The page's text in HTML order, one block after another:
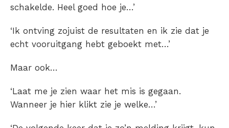
schakelde. Heel goed hoe je…’
‘Ik ontving zojuist de resultaten en ik zie dat je
echt vooruitgang hebt geboekt met…’
Maar ook…
‘Laat me je zien waar het mis is gegaan.
Wanneer je hier klikt zie je welke…’